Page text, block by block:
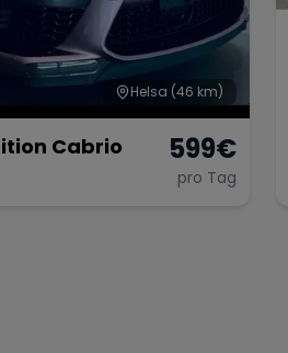
Helsa (46 km)
Cabrio 599€
pro Tag